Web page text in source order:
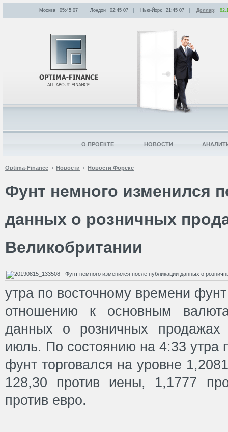
Optima-Finance Новости Новости Форекс
Фунт немного изменился
данных о розничных
Великобритании
утра по восточному времени
отношению к основным
данных о розничных продажах
июль. По состоянию на 4:33 утра
фунт торговался на уровне
128,30 против иены, 1,1777
против евро.
Москва 05:45 07 Лондон 02:45 07 Нью-Йорк 21:45 07 Доллар:
О ПРОЕКТЕ НОВОСТИ